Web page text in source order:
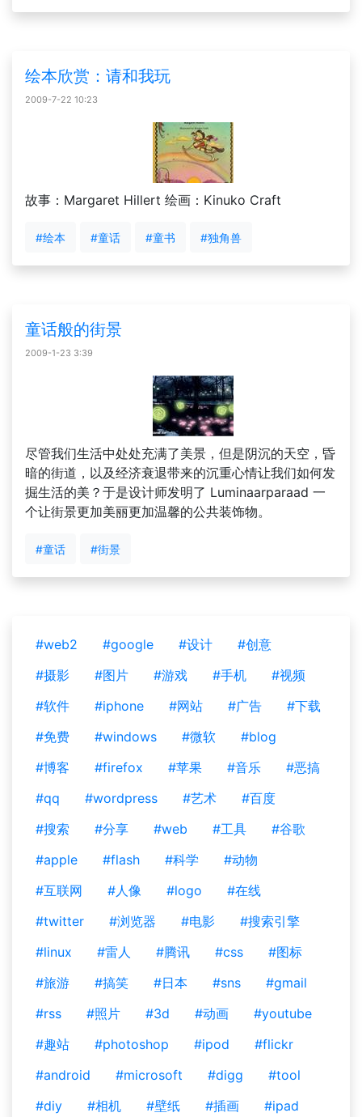
绘本欣赏：请和我玩
2009-7-22 10:23
故事：Margaret Hillert 绘画：Kinuko Craft
#绘本 #童话 #童书 #独角兽
童话般的街景
2009-1-23 3:39
尽管我们生活中处处充满了美景，但是阴沉的天空，昏
暗的街道，以及经济衰退带来的沉重心情让我们如何发
掘生活的美？于是设计师发明了 Luminaarparaad 一
个让街景更加美丽更加温馨的公共装饰物。
#童话 #街景
#web2 #google #设计
#创意
#摄影
#图片 #游戏 #手机
#视频
#软件
#iphone #网站 #广告
#下载
#免费
#windows #微软
#blog
#博客
#firefox #苹果 #音乐
#恶搞
#qq
#wordpress #艺术
#百度
#搜索
#分享 #web #工具
#谷歌
#apple
#flash #科学
#动物
#互联网
#人像 #logo
#在线
#twitter
#浏览器 #电影
#搜索引擎
#linux
#雷人 #腾讯 #css
#图标
#旅游
#搞笑 #日本 #sns
#gmail
#rss
#照片 #3d #动画
#youtube
#趣站
#photoshop #ipod
#flickr
#android
#microsoft #digg
#tool
#diy
#相机 #壁纸 #插画
#ipad